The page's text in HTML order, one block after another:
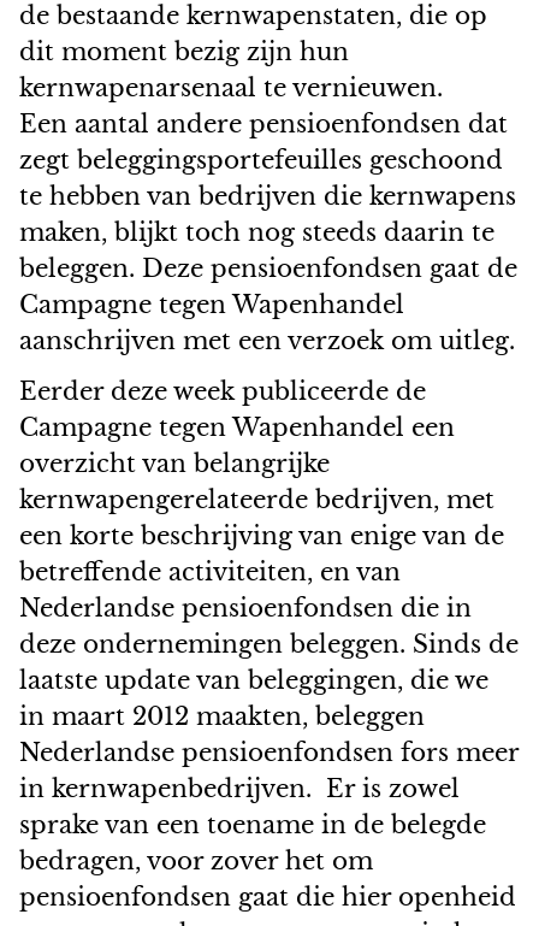
de bestaande kernwapenstaten, die op
dit moment bezig zijn hun
kernwapenarsenaal te vernieuwen.
Een aantal andere pensioenfondsen dat
zegt beleggingsportefeuilles geschoond
te hebben van bedrijven die kernwapens
maken, blijkt toch nog steeds daarin te
beleggen. Deze pensioenfondsen gaat de
Campagne tegen Wapenhandel
aanschrijven met een verzoek om uitleg.
Eerder deze week publiceerde de
Campagne tegen Wapenhandel een
overzicht van belangrijke
kernwapengerelateerde bedrijven, met
een korte beschrijving van enige van de
betreffende activiteiten, en van
Nederlandse pensioenfondsen die in
deze ondernemingen beleggen. Sinds de
laatste update van beleggingen, die we
in maart 2012 maakten, beleggen
Nederlandse pensioenfondsen fors meer
in kernwapenbedrijven. Er is zowel
sprake van een toename in de belegde
bedragen, voor zover het om
pensioenfondsen gaat die hier openheid